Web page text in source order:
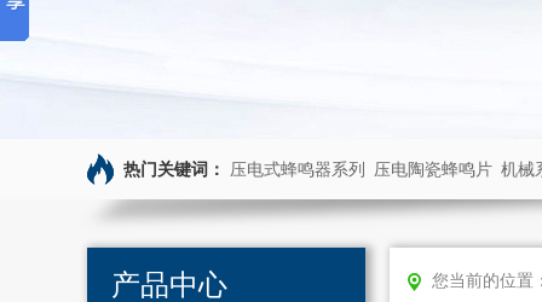
热门关键词： 压电式蜂鸣器系列 压电陶瓷蜂鸣片 机械
产品中心 您当前的位置：